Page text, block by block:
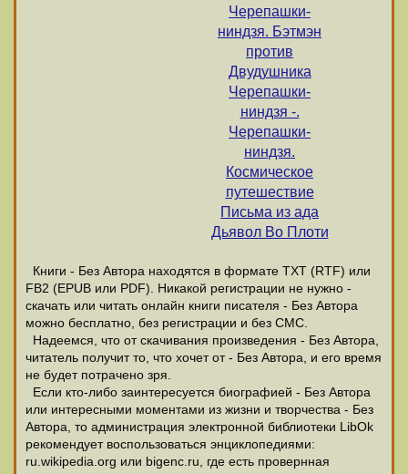
Черепашки-
ниндзя. Бэтмэн
против
Двудушника
Черепашки-
ниндзя -.
Черепашки-
ниндзя.
Космическое
путешествие
Письма из ада
Дьявол Во Плоти
Книги - Без Автора находятся в формате ТХТ (RTF) или
FB2 (EPUB или PDF). Никакой регистрации не нужно -
скачать или читать онлайн книги писателя - Без Автора
можно бесплатно, без регистрации и без СМС.
Надеемся, что от скачивания произведения - Без Автора,
читатель получит то, что хочет от - Без Автора, и его время
не будет потрачено зря.
Если кто-либо заинтересуется биографией - Без Автора
или интересными моментами из жизни и творчества - Без
Автора, то администрация электронной библиотеки LibOk
рекомендует воспользоваться энциклопедиями:
ru.wikipedia.org или bigenc.ru, где есть провернная